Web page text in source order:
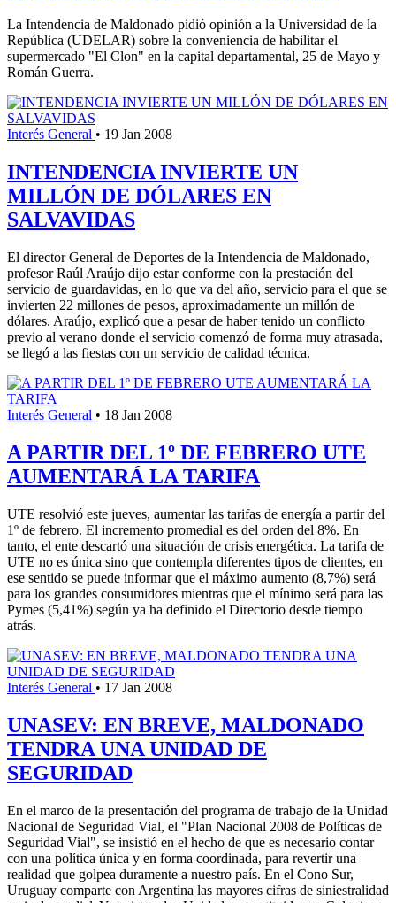
La Intendencia de Maldonado pidió opinión a la Universidad de la
República (UDELAR) sobre la conveniencia de habilitar el
supermercado "El Clon" en la capital departamental, 25 de Mayo y
Román Guerra.
Interés General • 19 Jan 2008
INTENDENCIA INVIERTE UN
MILLÓN DE DÓLARES EN
SALVAVIDAS
El director General de Deportes de la Intendencia de Maldonado,
profesor Raúl Araújo dijo estar conforme con la prestación del
servicio de guardavidas, en lo que va del año, servicio para el que se
invierten 22 millones de pesos, aproximadamente un millón de
dólares. Araújo, explicó que a pesar de haber tenido un conflicto
previo al verano donde el servicio comenzó de forma muy atrasada,
se llegó a las fiestas con un servicio de calidad técnica.
Interés General • 18 Jan 2008
A PARTIR DEL 1º DE FEBRERO UTE
AUMENTARÁ LA TARIFA
UTE resolvió este jueves, aumentar las tarifas de energía a partir del
1º de febrero. El incremento promedial es del orden del 8%. En
tanto, el ente descartó una situación de crisis energética. La tarifa de
UTE no es única sino que contempla diferentes tipos de clientes, en
ese sentido se puede informar que el máximo aumento (8,7%) será
para los grandes consumidores mientras que el mínimo será para las
Pymes (5,41%) según ya ha definido el Directorio desde tiempo
atrás.
Interés General • 17 Jan 2008
UNASEV: EN BREVE, MALDONADO
TENDRA UNA UNIDAD DE
SEGURIDAD
En el marco de la presentación del programa de trabajo de la Unidad
Nacional de Seguridad Vial, el "Plan Nacional 2008 de Políticas de
Seguridad Vial", se insistió en el hecho de que es necesario contar
con una política única y en forma coordinada, para revertir una
realidad que golpea duramente a nuestro país. En el Cono Sur,
Uruguay comparte con Argentina las mayores cifras de siniestralidad